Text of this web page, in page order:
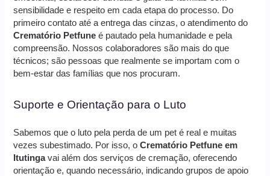
sensibilidade e respeito em cada etapa do processo. Do
primeiro contato até a entrega das cinzas, o atendimento do
Crematório Petfune é pautado pela humanidade e pela
compreensão. Nossos colaboradores são mais do que
técnicos; são pessoas que realmente se importam com o
bem-estar das famílias que nos procuram.
Suporte e Orientação para o Luto
Sabemos que o luto pela perda de um pet é real e muitas
vezes subestimado. Por isso, oCrematório Petfune em
Itutingavai além dos serviços de cremação, oferecendo
orientação e, quando necessário, indicando grupos de apoio